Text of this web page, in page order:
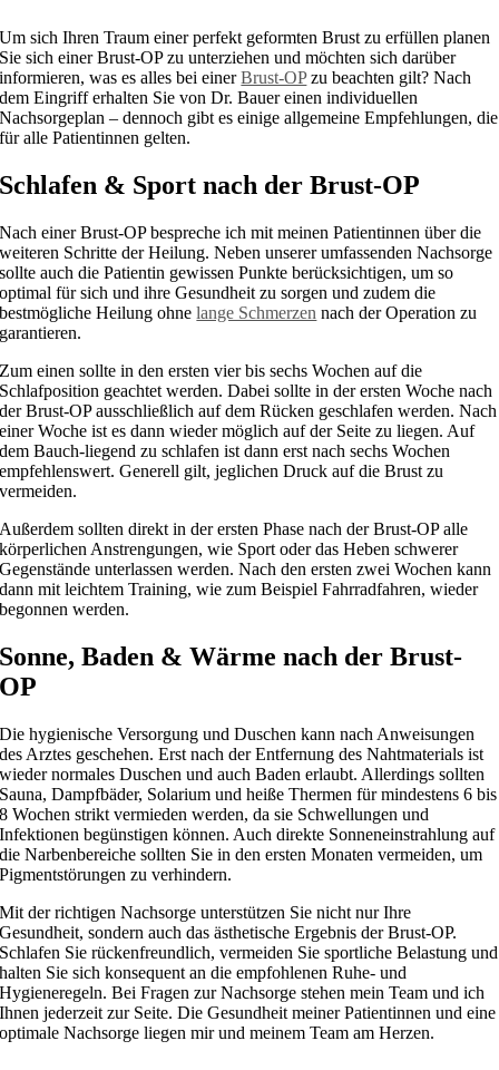
Um sich Ihren Traum einer perfekt geformten Brust zu erfüllen planen
Sie sich einer Brust-OP zu unterziehen und möchten sich darüber
informieren, was es alles bei einerBrust-OPzu beachten gilt? Nach
dem Eingriff erhalten Sie von Dr. Bauer einen individuellen
Nachsorgeplan – dennoch gibt es einige allgemeine Empfehlungen, die
für alle Patientinnen gelten.
Schlafen & Sport nach der Brust-OP
Nach einer Brust-OP bespreche ich mit meinen Patientinnen über die
weiteren Schritte der Heilung. Neben unserer umfassenden Nachsorge
sollte auch die Patientin gewissen Punkte berücksichtigen, um so
optimal für sich und ihre Gesundheit zu sorgen und zudem die
bestmögliche Heilung ohnelange Schmerzen nach der Operation zu
garantieren.
Zum einen sollte in den ersten vier bis sechs Wochen auf die
Schlafposition geachtet werden. Dabei sollte in der ersten Woche nach
der Brust-OP ausschließlich auf dem Rücken geschlafen werden. Nach
einer Woche ist es dann wieder möglich auf der Seite zu liegen. Auf
dem Bauch-liegend zu schlafen ist dann erst nach sechs Wochen
empfehlenswert. Generell gilt, jeglichen Druck auf die Brust zu
vermeiden.
Außerdem sollten direkt in der ersten Phase nach der Brust-OP alle
körperlichen Anstrengungen, wie Sport oder das Heben schwerer
Gegenstände unterlassen werden. Nach den ersten zwei Wochen kann
dann mit leichtem Training, wie zum Beispiel Fahrradfahren, wieder
begonnen werden.
Sonne, Baden & Wärme nach der Brust-
OP
Die hygienische Versorgung und Duschen kann nach Anweisungen
des Arztes geschehen. Erst nach der Entfernung des Nahtmaterials ist
wieder normales Duschen und auch Baden erlaubt. Allerdings sollten
Sauna, Dampfbäder, Solarium und heiße Thermen für mindestens 6 bis
8 Wochen strikt vermieden werden, da sie Schwellungen und
Infektionen begünstigen können. Auch direkte Sonneneinstrahlung auf
die Narbenbereiche sollten Sie in den ersten Monaten vermeiden, um
Pigmentstörungen zu verhindern.
Mit der richtigen Nachsorge unterstützen Sie nicht nur Ihre
Gesundheit, sondern auch das ästhetische Ergebnis der Brust-OP.
Schlafen Sie rückenfreundlich, vermeiden Sie sportliche Belastung und
halten Sie sich konsequent an die empfohlenen Ruhe- und
Hygieneregeln. Bei Fragen zur Nachsorge stehen mein Team und ich
Ihnen jederzeit zur Seite. Die Gesundheit meiner Patientinnen und eine
optimale Nachsorge liegen mir und meinem Team am Herzen.